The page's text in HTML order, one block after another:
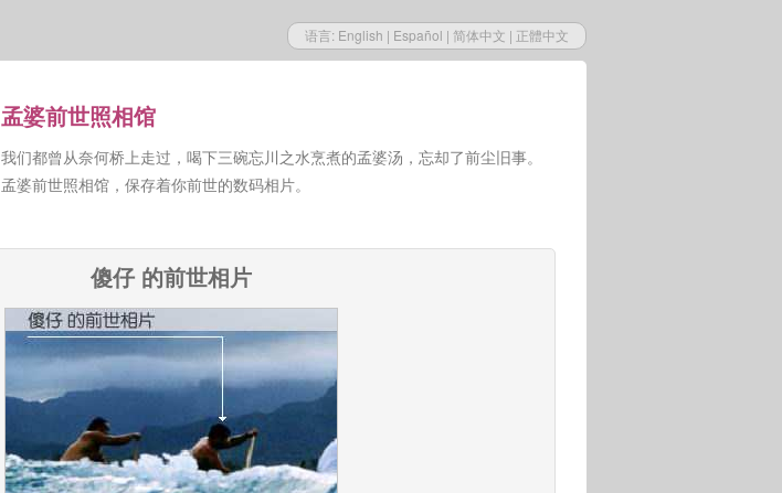
语言: English | Español | 简体中文 | 正體中文
孟婆前世照相馆
我们都曾从奈何桥上走过，喝下三碗忘川之水烹煮的孟婆汤，忘却了前尘旧事。
孟婆前世照相馆，保存着你前世的数码相片。
傻仔 的前世相片